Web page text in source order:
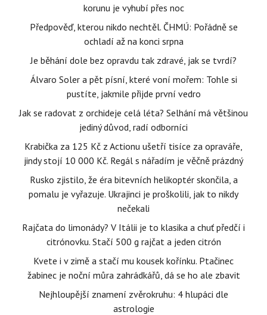
korunu je vyhubí přes noc
Předpověď, kterou nikdo nechtěl. ČHMÚ: Pořádně se
ochladí až na konci srpna
Je běhání dole bez opravdu tak zdravé, jak se tvrdí?
Álvaro Soler a pět písní, které voní mořem: Tohle si
pustíte, jakmile přijde první vedro
Jak se radovat z orchideje celá léta? Selhání má většinou
jediný důvod, radí odborníci
Krabička za 125 Kč z Actionu ušetří tisíce za opraváře,
jindy stojí 10 000 Kč. Regál s nářadím je věčně prázdný
Rusko zjistilo, že éra bitevních helikoptér skončila, a
pomalu je vyřazuje. Ukrajinci je proškolili, jak to nikdy
nečekali
Rajčata do limonády? V Itálii je to klasika a chuť předčí i
citrónovku. Stačí 500 g rajčat a jeden citrón
Kvete i v zimě a stačí mu kousek kořínku. Ptačinec
žabinec je noční můra zahrádkářů, dá se ho ale zbavit
Nejhloupější znamení zvěrokruhu: 4 hlupáci dle
astrologie